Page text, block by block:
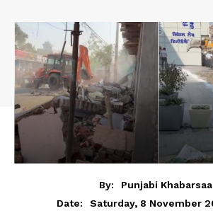
By:
Punjabi
Date:
Saturday, 8 November